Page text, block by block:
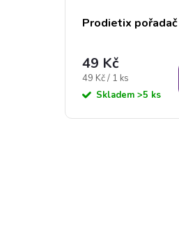
Prodietix
49 Kč
Měrná
cena:
49 Kč / 1 ks
Skladem >5 ks